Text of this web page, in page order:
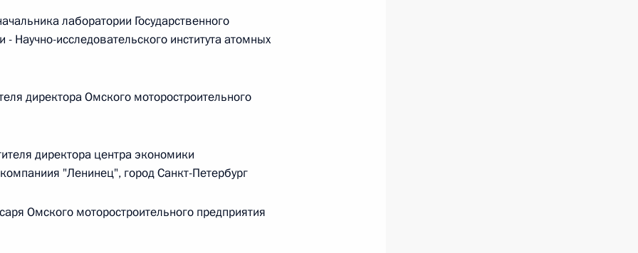
Российской Федерации об административных
г. № 245-ФЗ
Российской Федерации и Правительством
лаборатории Государственного
Научно-исследовательского института атомных
директора Омского моторостроительного
директора центра экономики
"Ленинец", город Санкт-Петербург
Омского моторостроительного предприятия